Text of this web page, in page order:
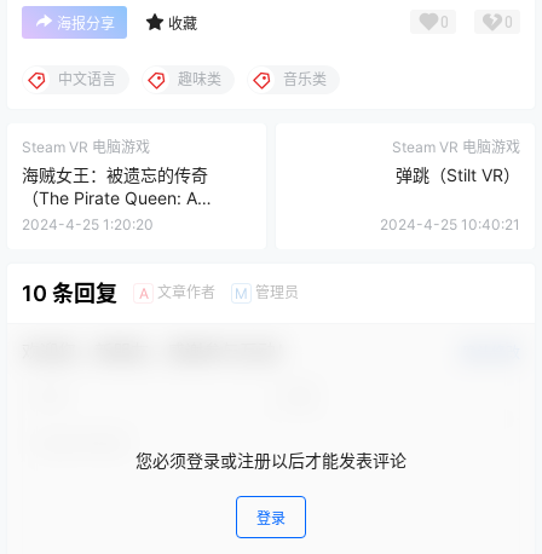
海报分享 收藏 0 0
中文语言 趣味类 音乐类
Steam VR 电脑游戏
海贼女王：被遗忘的传奇
（The Pirate Queen: A
Forgotten Legend）
2024-4-25 1:20:20
Steam VR 电脑游戏
弹跳（Stilt VR）
2024-4-25 10:40:21
10 条回复 A 文章作者 M 管理员
您必须登录或注册以后才能发表评论
登录